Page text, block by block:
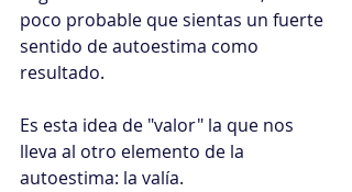
poco probable que sientas un fuerte
sentido de autoestima como
resultado.
Es esta idea de "valor" la que nos
lleva al otro elemento de la
autoestima: la valía.